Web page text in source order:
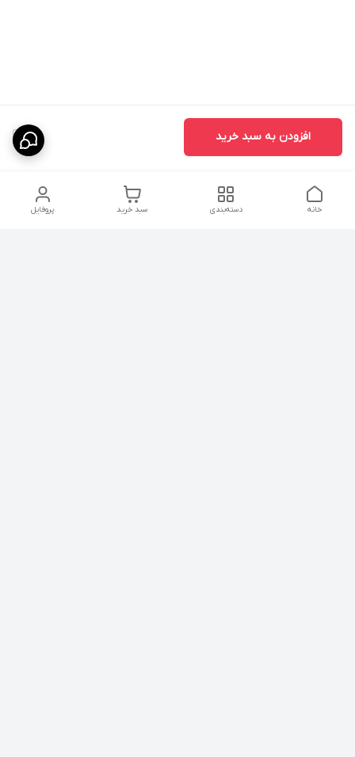
1 افزودن به سبد خرید
پروفایل سبد خرید دسته‌بندی خانه